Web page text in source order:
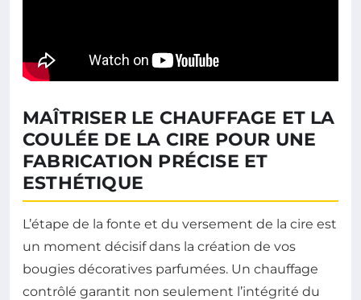
MAÎTRISER LE CHAUFFAGE ET LA
COULÉE DE LA CIRE POUR UNE
FABRICATION PRÉCISE ET
ESTHÉTIQUE
L’étape de la fonte et du versement de la cire est
un moment décisif dans la création de vos
bougies décoratives parfumées. Un chauffage
contrôlé garantit non seulement l’intégrité du